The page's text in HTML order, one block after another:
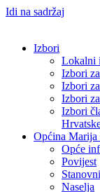
Idi na sadržaj
Izbori
Lokalni
Izbori
Izbori
Izbori
Izbori
Općina Marija
Opće
Povijest
Naselja